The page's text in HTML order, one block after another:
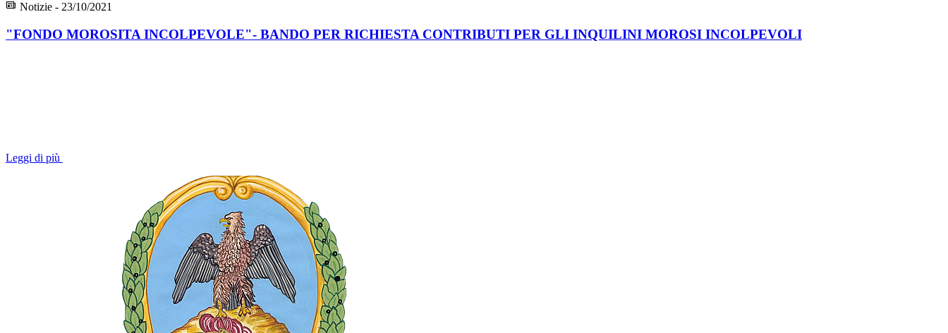
Notizie - 23/10/2021
"FONDO MOROSITA INCOLPEVOLE"- BANDO PER RICHIESTA CONTRIBUTI PER GLI INQUILINI MOROSI INCOLPEVOLI
Leggi di più